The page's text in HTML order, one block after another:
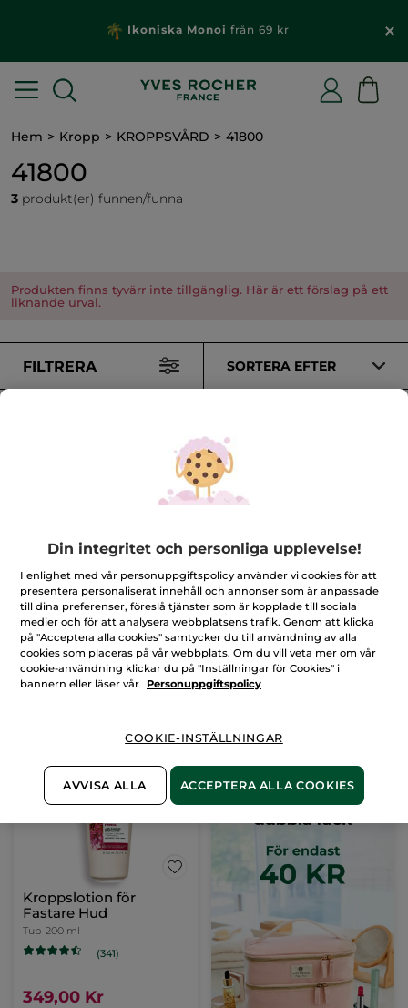
Ikoniska Monoi från 69 kr
Hem Kropp KROPPSVÅRD 41800
41800
3 produkt(er) funnen/funna
Produkten finns tyvärr inte tillgänglig. Här är ett förslag på ett
liknande urval.
FILTRERA SORTERA EFTER
Kroppsgel mot
Celluliter
200 ml
(195)
499,00 Kr
Avkopplande Cryogel
för Ben
Flaska
(504)
369,00 Kr
Kroppslotion för
Fastare Hud
Tub 200 ml
(341)
349,00 Kr
Din integritet och personliga upplevelse!
I enlighet med vår personuppgiftspolicy använder vi cookies för att
presentera personaliserat innehåll och annonser som är anpassade
till dina preferenser, föreslå tjänster som är kopplade till sociala
medier och för att analysera webbplatsens trafik. Genom att klicka
på "Acceptera alla cookies" samtycker du till användning av alla
cookies som placeras på vår webbplats. Om du vill veta mer om vår
cookie-användning klickar du på "Inställningar för Cookies" i
bannern eller läser vår
Personuppgiftspolicy
COOKIE-INSTÄLLNINGAR
AVVISA ALLA ACCEPTERA ALLA COOKIES